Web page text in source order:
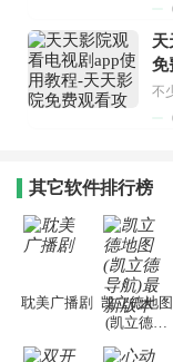
天
免
其它软件排行榜
耽美广播剧
凯立德地图
(凯立德导